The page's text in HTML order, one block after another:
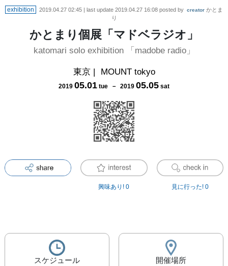
exhibition 2019.04.27 02:45 | last update 2019.04.27 16:08 posted by creator かとま
り
かとまり個展「マドベラジオ」
katomari solo exhibition 「madobe radio」
東京| MOUNT tokyo
2019 05.01 tue － 2019 05.05 sat
興味あり! 0 見に行った! 0
スケジュール 開催場所